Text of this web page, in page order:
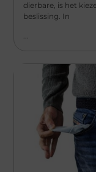
dierbare, is het
beslissing. In
...